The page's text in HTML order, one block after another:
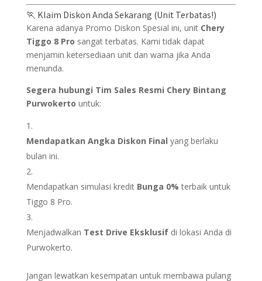
🏃 Klaim Diskon Anda Sekarang (Unit Terbatas!)
Karena adanya Promo Diskon Spesial ini, unit Chery
Tiggo 8 Pro sangat terbatas. Kami tidak dapat
menjamin ketersediaan unit dan warna jika Anda
menunda.
Segera hubungi Tim Sales Resmi Chery Bintang
Purwokerto untuk:
Mendapatkan Angka Diskon Final yang berlaku
bulan ini.
Mendapatkan simulasi kredit Bunga 0% terbaik untuk
Tiggo 8 Pro.
Menjadwalkan Test Drive Eksklusifdi lokasi Anda di
Purwokerto.
Jangan lewatkan kesempatan untuk membawa pulang